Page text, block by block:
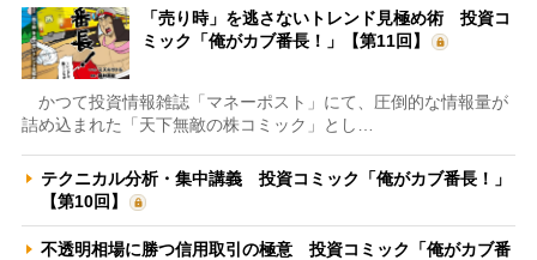
「売り時」を逃さないトレンド見極め術 投資コ
ミック「俺がカブ番長！」【第11回】
かつて投資情報雑誌「マネーポスト」にて、圧倒的な情報量が
詰め込まれた「天下無敵の株コミック」とし…
テクニカル分析・集中講義 投資コミック「俺がカブ番長！」
【第10回】
不透明相場に勝つ信用取引の極意 投資コミック「俺がカブ番